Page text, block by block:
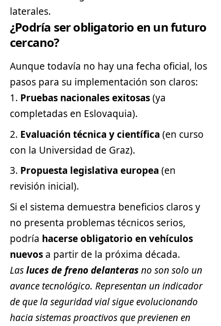
laterales.
¿Podría ser obligatorio en un futuro
cercano?
Aunque todavía no hay una fecha oficial, los
pasos para su implementación son claros:
Pruebas nacionales exitosas(ya
completadas en Eslovaquia).
Evaluación técnica y científica (en curso
con la Universidad de Graz).
Propuesta legislativa europea (en
revisión inicial).
Si el sistema demuestra beneficios claros y
no presenta problemas técnicos serios,
podría hacerse obligatorio en vehículos
nuevos a partir de la próxima década.
Lasluces de freno delanterasno son solo un
avance tecnológico. Representan un indicador
de que la seguridad vial sigue evolucionando
hacia sistemas proactivos que previenen en